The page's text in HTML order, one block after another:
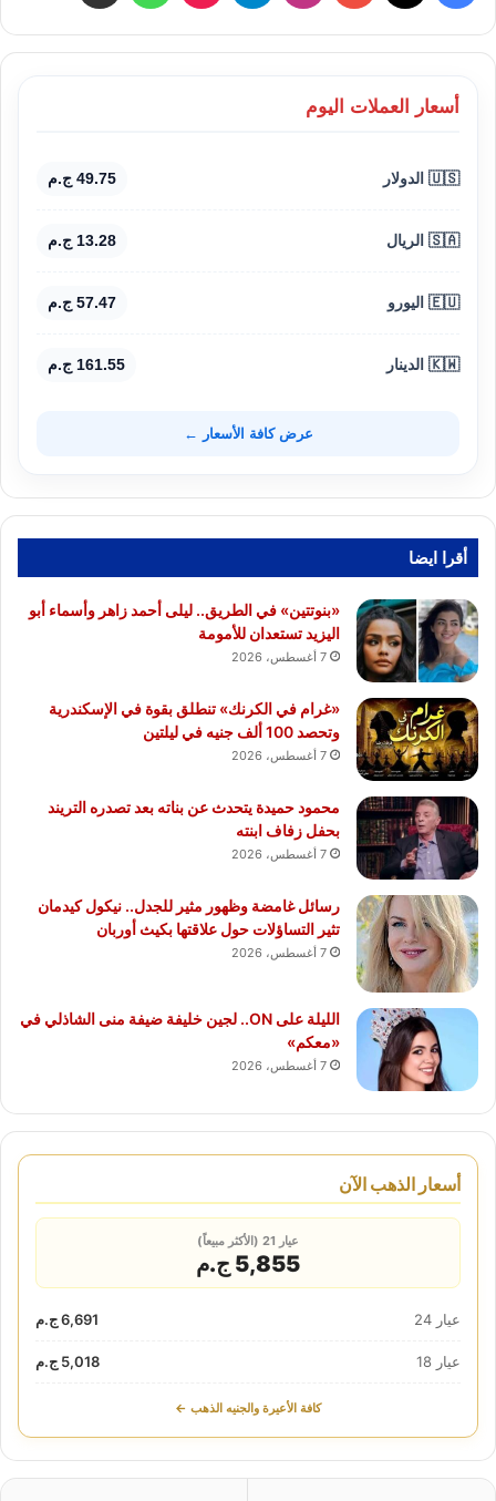
أسعار العملات اليوم
🇺🇸 الدولار 49.75 ج.م
🇸🇦 الريال 13.28 ج.م
🇪🇺 اليورو 57.47 ج.م
🇰🇼 الدينار 161.55 ج.م
عرض كافة الأسعار ←
أقرا ايضا
«بنوتتين» في الطريق.. ليلى أحمد زاهر وأسماء أبو
اليزيد تستعدان للأمومة
7 أغسطس، 2026
«غرام في الكرنك» تنطلق بقوة في الإسكندرية
وتحصد 100 ألف جنيه في ليلتين
7 أغسطس، 2026
محمود حميدة يتحدث عن بناته بعد تصدره التريند
بحفل زفاف ابنته
7 أغسطس، 2026
رسائل غامضة وظهور مثير للجدل.. نيكول كيدمان
تثير التساؤلات حول علاقتها بكيث أوربان
7 أغسطس، 2026
الليلة على ON.. لجين خليفة ضيفة منى الشاذلي في
«معكم»
7 أغسطس، 2026
أسعار الذهب الآن
عيار 21 (الأكثر مبيعاً)
5,855 ج.م
عيار 24 6,691 ج.م
عيار 18 5,018 ج.م
كافة الأعيرة والجنيه الذهب ←